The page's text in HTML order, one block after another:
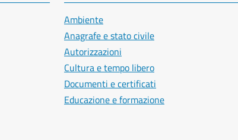
Ambiente
Anagrafe e stato civile
Autorizzazioni
Cultura e tempo libero
Documenti e certificati
Educazione e formazione